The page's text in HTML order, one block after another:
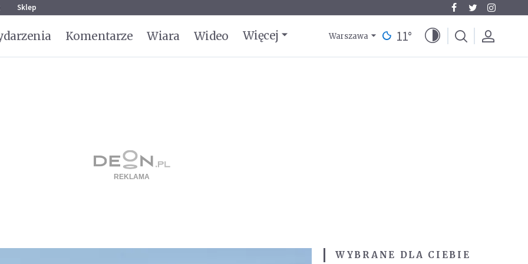
Sklep
Komentarze Wiara Wideo Więcej Warszawa 11°
WYBRANE DLA CIEBIE